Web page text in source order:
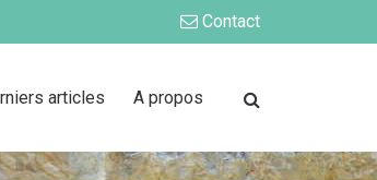
Contact
articles A propos